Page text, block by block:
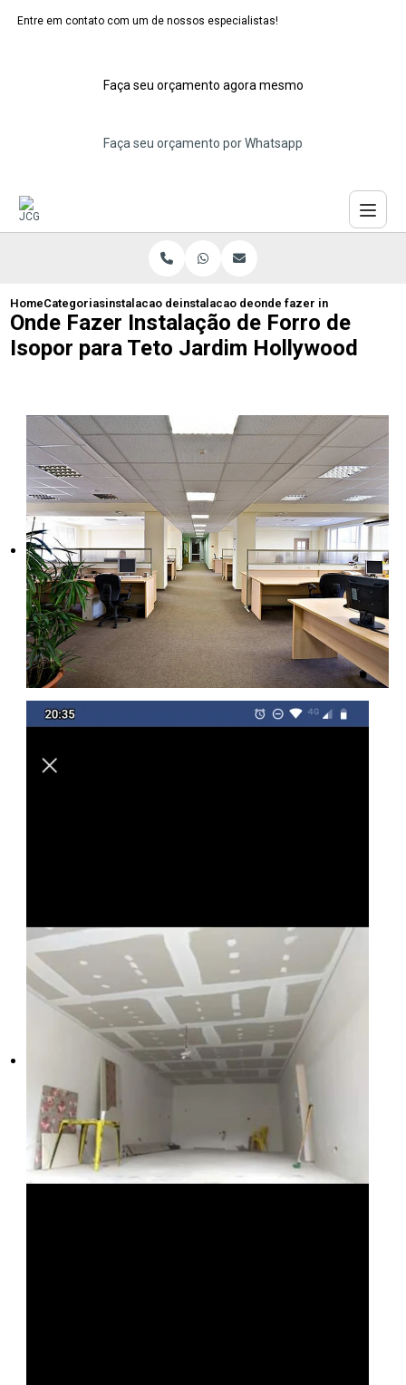
Entre em contato com um de nossos especialistas!
Faça seu orçamento agora mesmo
Faça seu orçamento por Whatsapp
HomeCategoriasinstalacao de forros de isopor
instalacao de forro de isopor maua
onde fazer instalacao de
Onde Fazer Instalação de Forro de
Isopor para Teto Jardim Hollywood